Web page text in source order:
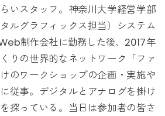
いスタッフ。神奈川大学経営学部
ルグラフィックス担当）システム
制作会社に勤務した後、2017年
りの世界的なネットワーク「ファ
のワークショップの企画・実施や
従事。デジタルとアナログを掛け
探っている。当日は参加者の皆さ